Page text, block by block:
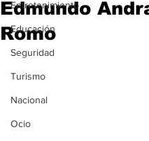
Entretenimiento
Educación
Seguridad
Turismo
Nacional
Ocio
Edmundo
Romo